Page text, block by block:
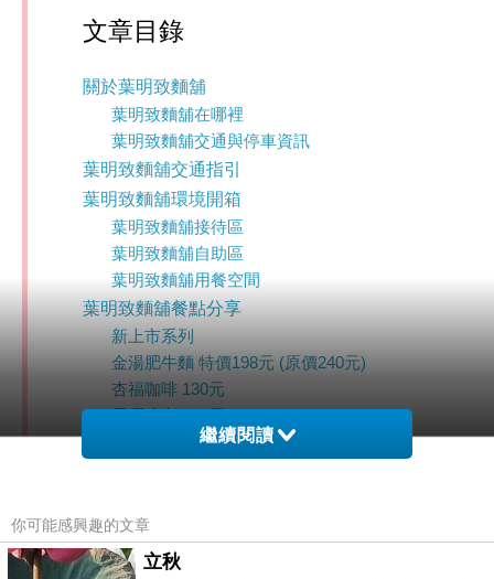
文章目錄
關於葉明致麵舖
葉明致麵舖在哪裡
葉明致麵舖交通與停車資訊
葉明致麵舖交通指引
葉明致麵舖環境開箱
葉明致麵舖接待區
葉明致麵舖自助區
葉明致麵舖用餐空間
葉明致麵舖餐點分享
新上市系列
金湯肥牛麵 特價198元 (原價240元)
杏福咖啡 130元
肉燥意麵 小 75元
獨家秘方滷味
消費資訊
繼續閱讀
你可能感興趣的文章
立秋